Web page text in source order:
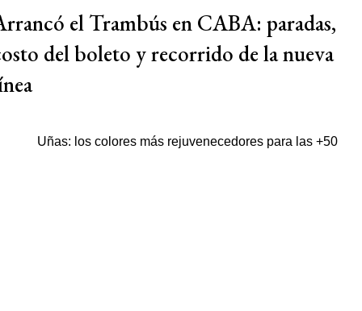
el Trambús en CABA: paradas,
del boleto y recorrido de la nueva